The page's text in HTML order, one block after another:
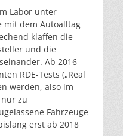
Labor unter
mit dem Autoalltag
klaffen die
und die
Ab 2016
RDE-Tests („Real
werden, also im
zu
Fahrzeuge
erst ab 2018